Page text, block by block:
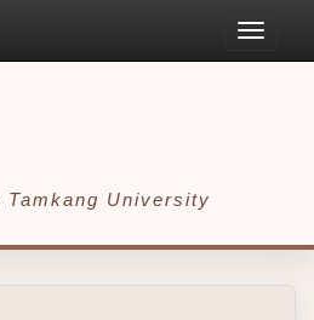
Toggle
Tamkang University